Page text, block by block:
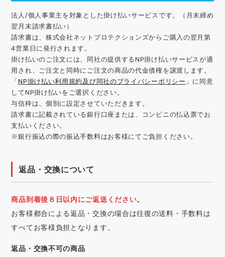
法人/個人事業主を対象とした掛け払いサービスです。（月末締め
翌月末請求書払い）
請求書は、株式会社ネットプロテクションズからご購入の翌月第
4営業日に発行されます。
掛け払いのご注文には、同社の提供するNP掛け払いサービスが適
用され、ご注文と同時にご注文の商品の代金債権を譲渡します。
「NP掛け払い利用規約及び同社のプライバシーポリシー 」に同意
してNP掛け払いをご選択ください。
与信枠は、個別に設定させていただきます。
請求書に記載されている銀行口座または、コンビニの払込票でお
支払いください。
※銀行振込の際の振込手数料はお客様にてご負担ください。
返品・交換について
商品到着後８日以内にご返送ください。
お客様都合による返品・交換の場合は往復の送料・手数料は
すべてお客様負担となります。
返品・交換不可の商品